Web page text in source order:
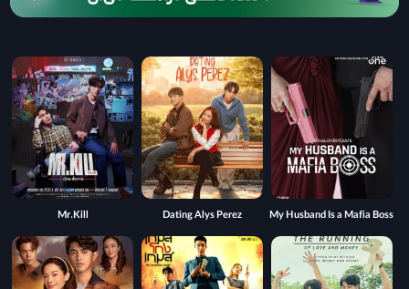
My Husband Is a Mafia Boss
Dating Alys Perez
Mr.Kill